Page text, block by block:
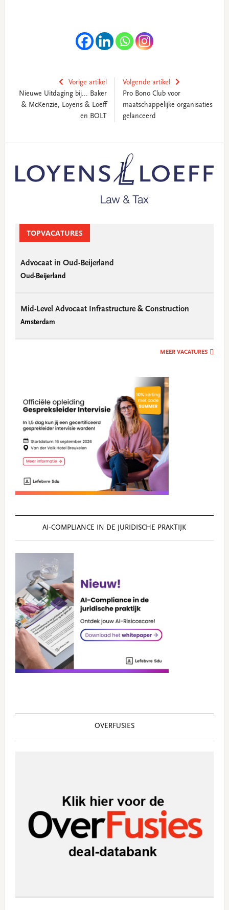
Vorige artikel
Nieuwe Uitdaging bij... Baker
& McKenzie, Loyens & Loeff
en BOLT
Volgende artikel
Pro Bono Club voor
maatschappelijke organisaties
gelanceerd
Sidebar
TOPVACATURES
Advocaat in Oud-Beijerland
Oud-Beijerland
Mid-Level Advocaat Infrastructure & Construction
Amsterdam
MEER VACATURES
AI‑COMPLIANCE IN DE JURIDISCHE PRAKTIJK
OVERFUSIES